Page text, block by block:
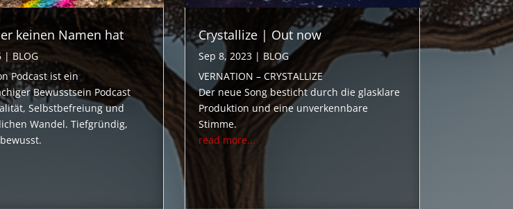
keinen Namen hat
| BLOG
Podcast ist ein
Bewusstsein Podcast
Selbstbefreiung und
Wandel. Tiefgründig,
Crystallize | Out now
Sep 8, 2023 | BLOG
VERNATION – CRYSTALLIZE
Der neue Song besticht durch die glasklare
Produktion und eine unverkennbare
Stimme.
read more...